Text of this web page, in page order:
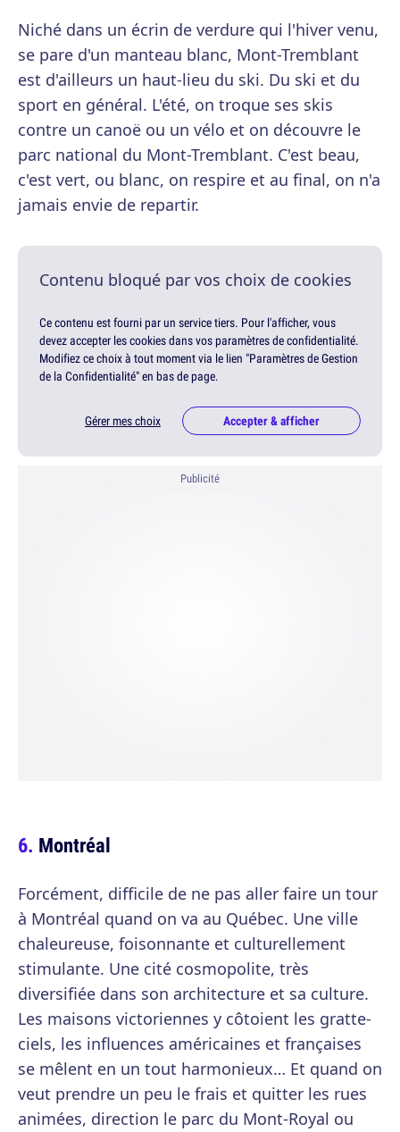
Niché dans un écrin de verdure qui l'hiver venu,
se pare d'un manteau blanc, Mont-Tremblant
est d'ailleurs un haut-lieu du ski. Du ski et du
sport en général. L'été, on troque ses skis
contre un canoë ou un vélo et on découvre le
parc national du Mont-Tremblant. C'est beau,
c'est vert, ou blanc, on respire et au final, on n'a
jamais envie de repartir.
Contenu bloqué par vos choix de cookies
Ce contenu est fourni par un service tiers. Pour l'afficher, vous
devez accepter les cookies dans vos paramètres de confidentialité.
Modifiez ce choix à tout moment via le lien "Paramètres de Gestion
de la Confidentialité" en bas de page.
Gérer mes choix Accepter & afficher
Publicité
Montréal
Forcément, difficile de ne pas aller faire un tour
à Montréal quand on va au Québec. Une ville
chaleureuse, foisonnante et culturellement
stimulante. Une cité cosmopolite, très
diversifiée dans son architecture et sa culture.
Les maisons victoriennes y côtoient les gratte-
ciels, les influences américaines et françaises
se mêlent en un tout harmonieux… Et quand on
veut prendre un peu le frais et quitter les rues
animées, direction le parc du Mont-Royal ou